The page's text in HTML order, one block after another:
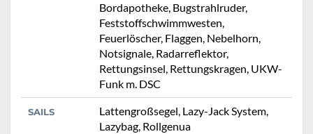
Bordapotheke, Bugstrahlruder,
Feststoffschwimmwesten,
Feuerlöscher, Flaggen, Nebelhorn,
Notsignale, Radarreflektor,
Rettungsinsel, Rettungskragen, UKW-
Funk m. DSC
SAILS
Lattengroßsegel, Lazy-Jack System,
Lazybag, Rollgenua